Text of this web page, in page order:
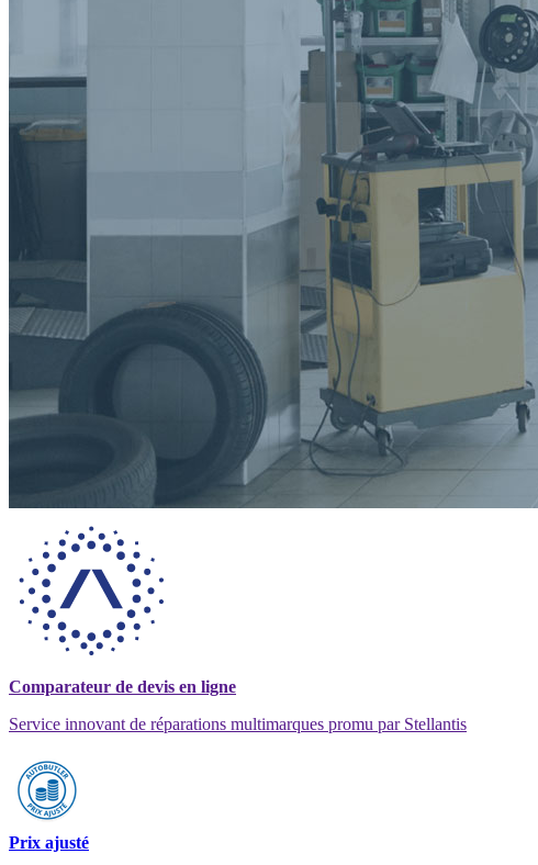
Comparateur de devis en ligne
Service innovant de réparations multimarques promu par Stellantis
Prix ajusté